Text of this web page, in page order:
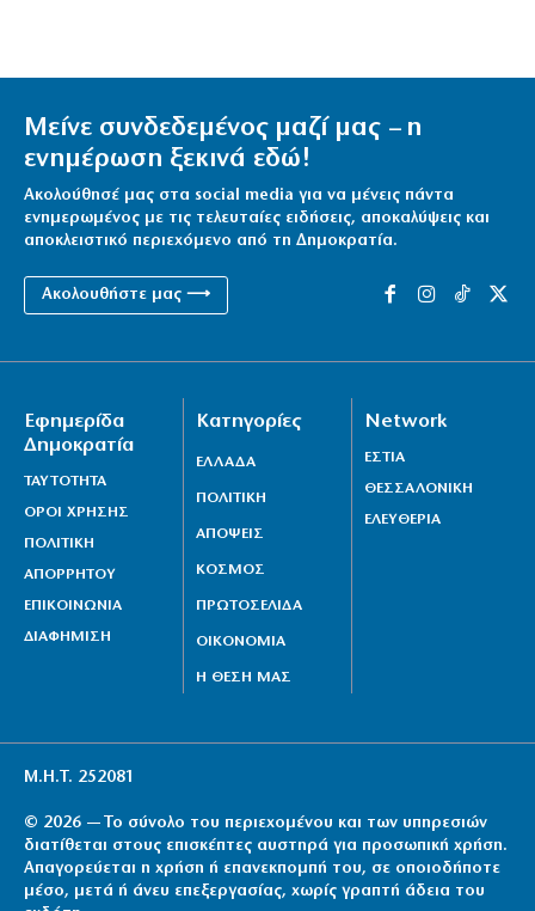
Μείνε συνδεδεμένος μαζί μας – η
ενημέρωση ξεκινά εδώ!
Ακολούθησέ μας στα social media για να μένεις πάντα
ενημερωμένος με τις τελευταίες ειδήσεις, αποκαλύψεις και
αποκλειστικό περιεχόμενο από τη Δημοκρατία.
Ακολουθήστε μας ⟶
Εφημερίδα
Δημοκρατία
ΤΑΥΤΟΤΗΤΑ
ΟΡΟΙ ΧΡΗΣΗΣ
ΠΟΛΙΤΙΚΗ
ΑΠΟΡΡΗΤΟΥ
ΕΠΙΚΟΙΝΩΝΙΑ
ΔΙΑΦΗΜΙΣΗ
Κατηγορίες
ΕΛΛΑΔΑ
ΠΟΛΙΤΙΚΗ
ΑΠΟΨΕΙΣ
ΚΟΣΜΟΣ
ΠΡΩΤΟΣΕΛΙΔΑ
ΟΙΚΟΝΟΜΙΑ
Η ΘΕΣΗ ΜΑΣ
Network
ΕΣΤΙΑ
ΘΕΣΣΑΛΟΝΙΚΗ
ΕΛΕΥΘΕΡΙΑ
Μ.Η.Τ. 252081
© 2026 — Το σύνολο του περιεχομένου και των υπηρεσιών
διατίθεται στους επισκέπτες αυστηρά για προσωπική χρήση.
Απαγορεύεται η χρήση ή επανεκπομπή του, σε οποιοδήποτε
μέσο, μετά ή άνευ επεξεργασίας, χωρίς γραπτή άδεια του